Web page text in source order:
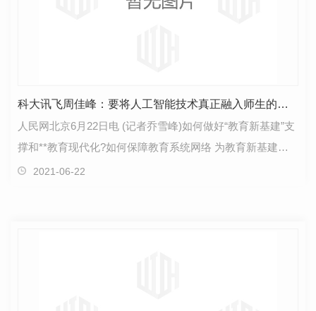
科大讯飞周佳峰：要将人工智能技术真正融入师生的常态化教学
人民网北京6月22日电 (记者乔雪峰)如何做好“教育新基建”支
撑和**教育现代化?如何保障教育系统网络 为教育新基建打
好数字底座?如何总结智慧教育建设经验、发…
2021-06-22